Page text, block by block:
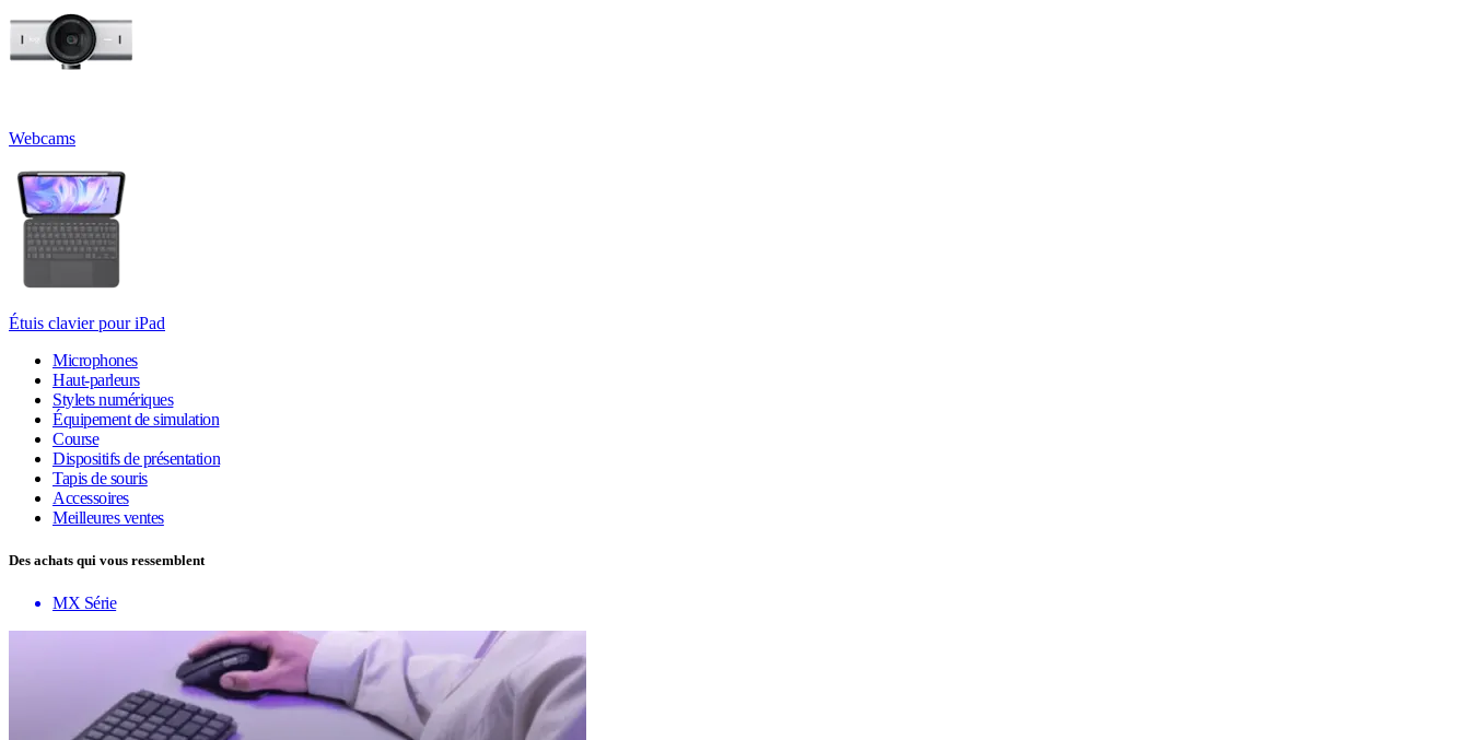
Webcams
Étuis clavier pour iPad
Microphones
Haut-parleurs
Stylets numériques
Équipement de simulation
Course
Dispositifs de présentation
Tapis de souris
Accessoires
Meilleures ventes
Des achats qui vous ressemblent
MX Série